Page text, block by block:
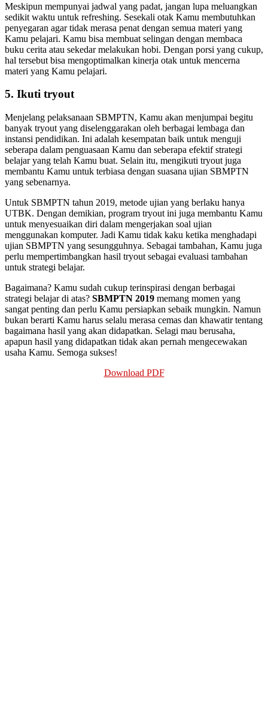
Meskipun mempunyai jadwal yang padat, jangan lupa meluangkan
sedikit waktu untuk refreshing. Sesekali otak Kamu membutuhkan
penyegaran agar tidak merasa penat dengan semua materi yang
Kamu pelajari. Kamu bisa membuat selingan dengan membaca
buku cerita atau sekedar melakukan hobi. Dengan porsi yang cukup,
hal tersebut bisa mengoptimalkan kinerja otak untuk mencerna
materi yang Kamu pelajari.
5. Ikuti tryout
Menjelang pelaksanaan SBMPTN, Kamu akan menjumpai begitu
banyak tryout yang diselenggarakan oleh berbagai lembaga dan
instansi pendidikan. Ini adalah kesempatan baik untuk menguji
seberapa dalam penguasaan Kamu dan seberapa efektif strategi
belajar yang telah Kamu buat. Selain itu, mengikuti tryout juga
membantu Kamu untuk terbiasa dengan suasana ujian SBMPTN
yang sebenarnya.
Untuk SBMPTN tahun 2019, metode ujian yang berlaku hanya
UTBK. Dengan demikian, program tryout ini juga membantu Kamu
untuk menyesuaikan diri dalam mengerjakan soal ujian
menggunakan komputer. Jadi Kamu tidak kaku ketika menghadapi
ujian SBMPTN yang sesungguhnya. Sebagai tambahan, Kamu juga
perlu mempertimbangkan hasil tryout sebagai evaluasi tambahan
untuk strategi belajar.
Bagaimana? Kamu sudah cukup terinspirasi dengan berbagai
strategi belajar di atas? SBMPTN 2019 memang momen yang
sangat penting dan perlu Kamu persiapkan sebaik mungkin. Namun
bukan berarti Kamu harus selalu merasa cemas dan khawatir tentang
bagaimana hasil yang akan didapatkan. Selagi mau berusaha,
apapun hasil yang didapatkan tidak akan pernah mengecewakan
usaha Kamu. Semoga sukses!
Download PDF